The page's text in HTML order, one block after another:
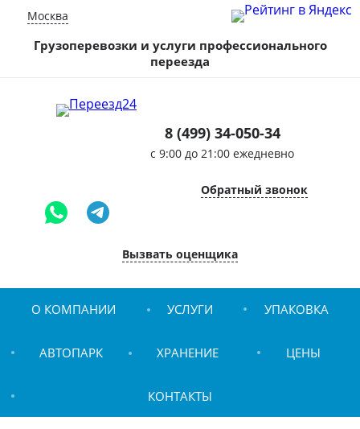
Москва
Грузоперевозки и услуги профессионального
переезда
8 (499) 34-050-34
c 9:00 до 21:00 ежедневно
Обратный звонок
Вызвать оценщика
О КОМПАНИИ УСЛУГИ УПАКОВКА
АВТОПАРК ХРАНЕНИЕ ЦЕНЫ
КОНТАКТЫ